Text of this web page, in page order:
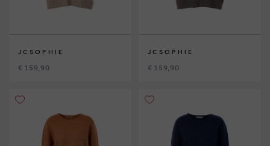
JCSOPHIE
€ 159,90
JCSOPHIE
€ 159,90